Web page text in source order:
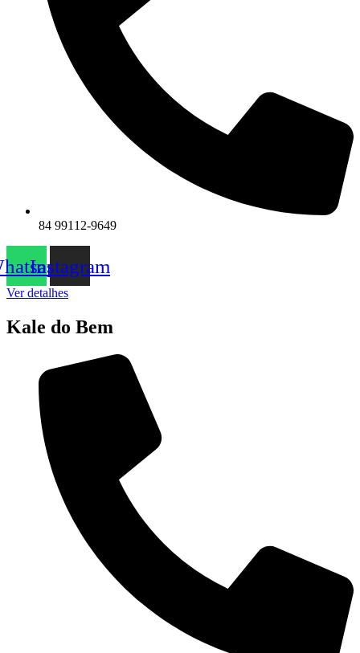
84 99112-9649
Instagram
Ver detalhes
Kale do Bem